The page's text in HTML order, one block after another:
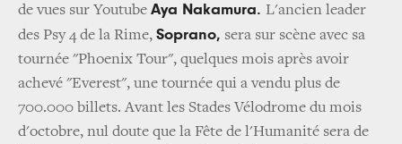
de vues sur Youtube Aya Nakamura. L'ancien leader
des Psy 4 de la Rime, Soprano, sera sur scène avec sa
tournée "Phoenix Tour", quelques mois après avoir
achevé "Everest", une tournée qui a vendu plus de
700.000 billets. Avant les Stades Vélodrome du mois
d'octobre, nul doute que la Fête de l'Humanité sera de